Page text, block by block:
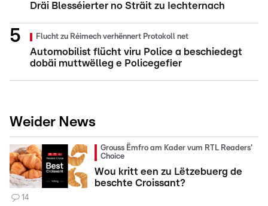
Dräi Blesséierter no Sträit zu Iechternach
Flucht zu Réimech verhënnert Protokoll net
Automobilist flücht viru Police a beschiedegt
dobäi muttwëlleg e Policegefier
Weider News
Grouss Ëmfro am Kader vum RTL Readers'
Choice
Wou kritt een zu Lëtzebuerg de
beschte Croissant?
14